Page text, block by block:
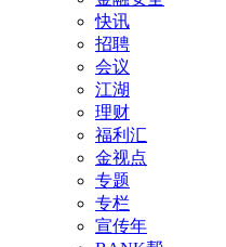
快讯
招聘
会议
江湖
理财
福利汇
金视点
专题
专栏
宣传年